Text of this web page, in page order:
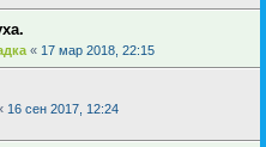
« 17 мар 2018, 22:15
16 сен 2017, 12:24